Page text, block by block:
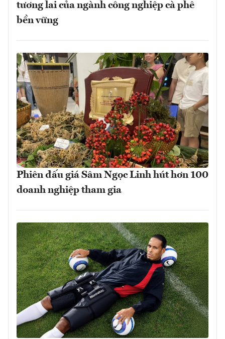
tương lai của ngành công nghiệp cà phê
bền vững
Phiên đấu giá Sâm Ngọc Linh hút hơn 100
doanh nghiệp tham gia